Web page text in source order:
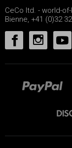
CeCo ltd. - world-
Bienne, +41 (0)32